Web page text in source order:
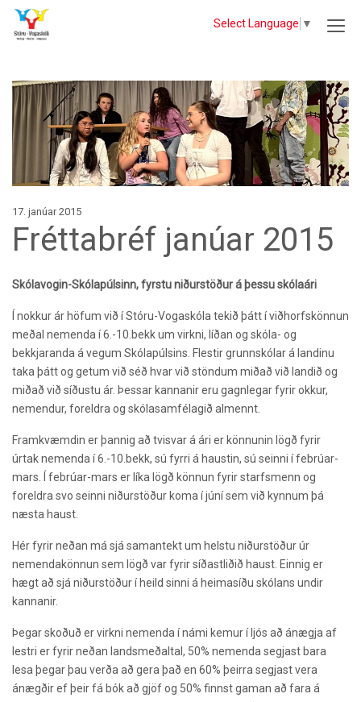
Select Language ▼
17. janúar 2015
Fréttabréf janúar 2015
Skólavogin-Skólapúlsinn, fyrstu niðurstöður á þessu skólaári
Í nokkur ár höfum við í Stóru-Vogaskóla tekið þátt í viðhorfskönnun
meðal nemenda í 6.-10.bekk um virkni, líðan og skóla- og
bekkjaranda á vegum Skólapúlsins. Flestir grunnskólar á landinu
taka þátt og getum við séð hvar við stöndum miðað við landið og
miðað við síðustu ár. Þessar kannanir eru gagnlegar fyrir okkur,
nemendur, foreldra og skólasamfélagið almennt.
Framkvæmdin er þannig að tvisvar á ári er könnunin lögð fyrir
úrtak nemenda í 6.-10.bekk, sú fyrri á haustin, sú seinni í febrúar-
mars. Í febrúar-mars er líka lögð könnun fyrir starfsmenn og
foreldra svo seinni niðurstöður koma í júní sem við kynnum þá
næsta haust.
Hér fyrir neðan má sjá samantekt um helstu niðurstöður úr
nemendakönnun sem lögð var fyrir síðastliðið haust. Einnig er
hægt að sjá niðurstöður í heild sinni á heimasíðu skólans undir
kannanir.
Þegar skoðuð er virkni nemenda í námi kemur í ljós að ánægja af
lestri er fyrir neðan landsmeðaltal, 50% nemenda segjast bara
lesa þegar þau verða að gera það en 60% þeirra segjast vera
ánægðir ef þeir fá bók að gjöf og 50% finnst gaman að fara á